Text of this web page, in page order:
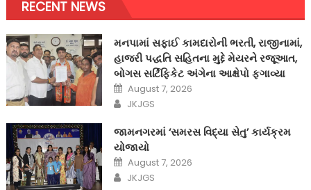
RECENT NEWS
મનપામાં સફાઈ કામદારોની ભરતી, રાજીનામાં,
હાજરી પદ્ધતિ સહિતના મુદ્દે મેયરને રજૂઆત,
બોગસ સર્ટિફિકેટ અંગેના આક્ષેપો ફગાવ્યા
Posted
on
August 7, 2026
Author
JKJGS
જામનગરમાં ‘સમરસ વિદ્યા સેતુ’ કાર્યક્રમ
યોજાયો
Posted
on
August 7, 2026
Author
JKJGS